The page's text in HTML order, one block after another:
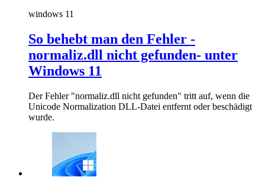
windows 11
So behebt man den Fehler -
normaliz.dll nicht gefunden- unter
Windows 11
Der Fehler "normaliz.dll nicht gefunden" tritt auf, wenn die
Unicode Normalization DLL-Datei entfernt oder beschädigt
wurde.